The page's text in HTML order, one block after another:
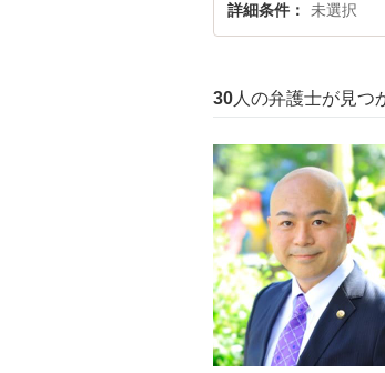
詳細条件 未選択
30 人の弁護士が見つ